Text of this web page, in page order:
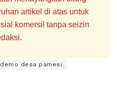
artikel di atas untuk
komersil tanpa seizin
desa pamesi